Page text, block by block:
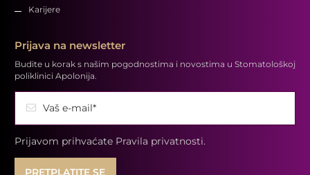
Karijere
Prijava na newsletter
Budite u korak s našim pogodnostima i novostima u Stomatološkoj
poliklinici Apolonija.
Vaš e-mail*
Prijavom prihvaćate Pravila privatnosti.